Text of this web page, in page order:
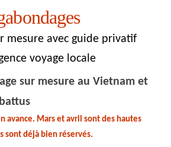
mesure avec guide privatif
voyage locale
sur mesure au Vietnam et
avance. Mars et avril sont des hautes
sont déjà bien réservés.